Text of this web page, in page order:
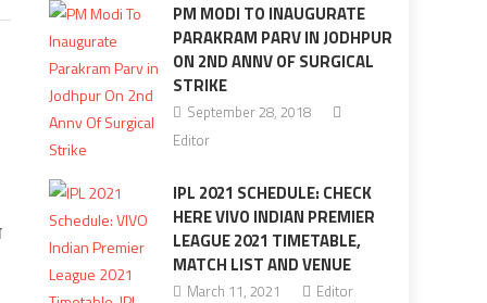
PM MODI TO INAUGURATE
PARAKRAM PARV IN JODHPUR
ON 2ND ANNV OF SURGICAL
STRIKE
September 28, 2018
Editor
IPL 2021 SCHEDULE: CHECK
HERE VIVO INDIAN PREMIER
LEAGUE 2021 TIMETABLE,
MATCH LIST AND VENUE
March 11, 2021 Editor